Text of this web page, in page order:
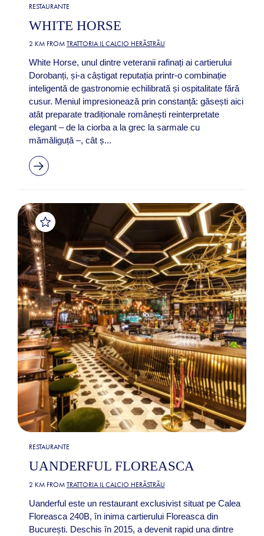
RESTAURANTE
WHITE HORSE
2 KM FROM TRATTORIA IL CALCIO HERĂSTRĂU
White Horse, unul dintre veteranii rafinați ai cartierului
Dorobanți, și-a câștigat reputația printr-o combinație
inteligentă de gastronomie echilibrată și ospitalitate fără
cusur. Meniul impresionează prin constanță: găsești aici
atât preparate tradiționale românești reinterpretate
elegant – de la ciorba a la grec la sarmale cu
mămăliguță –, cât ș...
RESTAURANTE
UANDERFUL FLOREASCA
2 KM FROM TRATTORIA IL CALCIO HERĂSTRĂU
Uanderful este un restaurant exclusivist situat pe Calea
Floreasca 240B, în inima cartierului Floreasca din
București. Deschis în 2015, a devenit rapid una dintre